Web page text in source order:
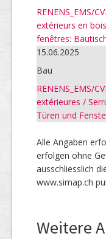
RENENS_EMS/
extérieurs en
fenêtres:
15.06.2025
Bau
RENENS_EMS/
extérieures /
Türen und
Alle Angaben
erfolgen ohne
ausschliesslich
www.simap.ch
Weitere